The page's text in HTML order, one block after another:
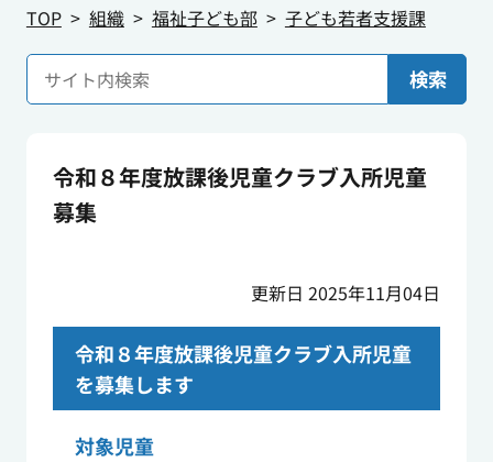
TOP
組織 福祉子ども部 子ども若者支援課
検索
令和８年度放課後児童クラブ入所児童
募集
更新日 2025年11月04日
令和８年度放課後児童クラブ入所児童
を募集します
対象児童